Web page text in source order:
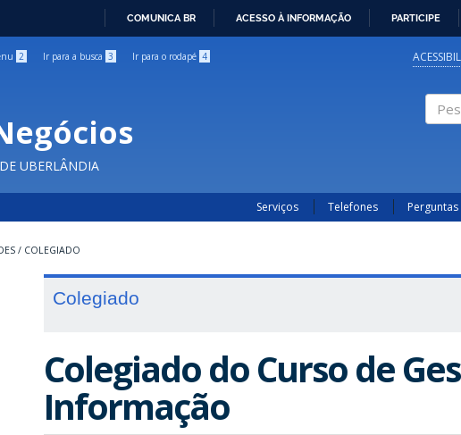
COMUNICA BR ACESSO À INFORMAÇÃO PARTICIPE
2 Ir para a busca 3 Ir para o rodapé 4
UBERLÂNDIA
Serviços Telefones
/ COLEGIADO
Colegiado
Colegiado do Curso de
Informação